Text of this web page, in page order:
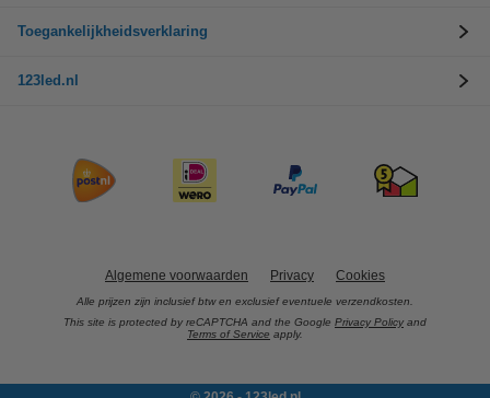
Toegankelijkheidsverklaring
123led.nl
Algemene voorwaarden Privacy Cookies
Alle prijzen zijn inclusief btw en exclusief eventuele verzendkosten.
This site is protected by reCAPTCHA and the Google Privacy Policy and
Terms of Service apply.